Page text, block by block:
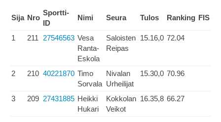
Sija Nro
Sportti-
ID
Nimi Seura Tulos Ranking FIS
1 211 27546563 Vesa
Ranta-
Eskola
Saloisten
Reipas
15.16,0 72.04
2 210 40221870 Timo
Sorvala
Nivalan
Urheilijat
15.30,0 70.96
3 209 27431885 Heikki
Hukari
Kokkolan
Veikot
16.35,8 66.27